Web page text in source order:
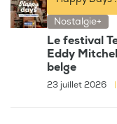
Nostalgie+
Le festival
Eddy
belge
23 juillet 2026 |